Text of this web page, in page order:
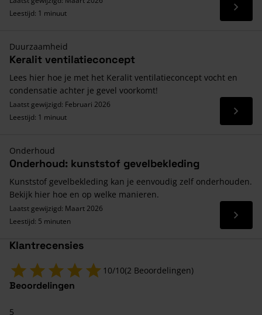
Leestijd: 1 minuut
Lees
Duurzaamheid
Keralit ventilatieconcept
Lees hier hoe je met het Keralit ventilatieconcept vocht en
condensatie achter je gevel voorkomt!
Laatst gewijzigd: Februari 2026
Leestijd: 1 minuut
Lees
Onderhoud
Onderhoud: kunststof gevelbekleding
Kunststof gevelbekleding kan je eenvoudig zelf onderhouden.
Bekijk hier hoe en op welke manieren.
Laatst gewijzigd: Maart 2026
Leestijd: 5 minuten
Lees
Klantrecensies
10/10(2 Beoordelingen)
Beoordelingen
5